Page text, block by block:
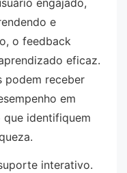
e
o feedback
eficaz.
podem receber
em
identifiquem
interativo.